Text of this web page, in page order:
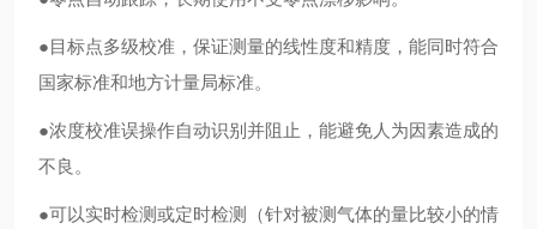
●目标点多级校准，保证测量的线性度和精度，能同时符合
国家标准和地方计量局标准。
●浓度校准误操作自动识别并阻止，能避免人为因素造成的
不良。
●可以实时检测或定时检测（针对被测气体的量比较小的情